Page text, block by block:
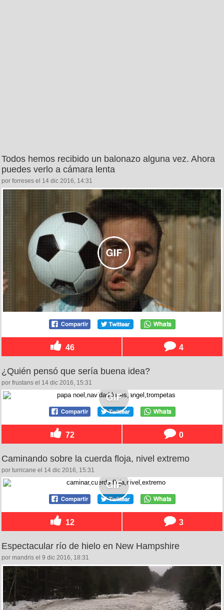
Todos hemos recibido un balonazo alguna vez. Ahora
puedes verlo a cámara lenta
por forreses el 14 dic 2016, 14:31
46 4
¿Quién pensó que sería buena idea?
por frustans el 14 dic 2016, 15:31
72 0
Caminando sobre la cuerda floja, nivel extremo
por turricane el 14 dic 2016, 15:31
12 3
Espectacular río de hielo en New Hampshire
por mandris el 9 dic 2016, 18:31